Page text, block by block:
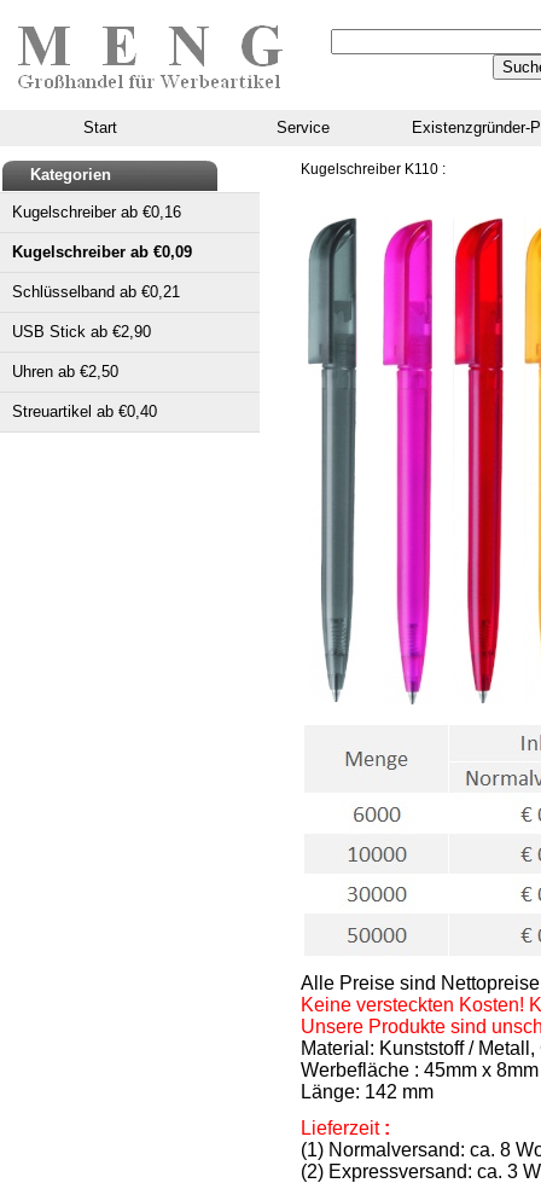
Start Service Existenzgründer-
Kategorien
Kugelschreiber ab €0,16
Kugelschreiber ab €0,09
Schlüsselband ab €0,21
USB Stick ab €2,90
Uhren ab €2,50
Streuartikel ab €0,40
Kugelschreiber K110 :
Alle Preise sind
Keine versteckten Kosten!
Unsere Produkte sind
Material: Kunststoff /
Werbefläche : 45mm x
Länge: 142 mm
Lieferzeit :
(1) Normalversand: ca. 8
(2) Expressversand: ca. 3